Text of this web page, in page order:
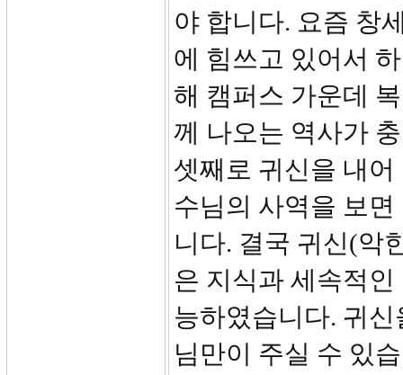
야 합니다. 요즘 창
에 힘쓰고 있어서
해 캠퍼스 가운데
께 나오는 역사가
셋째로 귀신을 내
수님의 사역을 보
니다. 결국 귀신(악
은 지식과 세속적
능하였습니다. 귀
님만이 주실 수 있